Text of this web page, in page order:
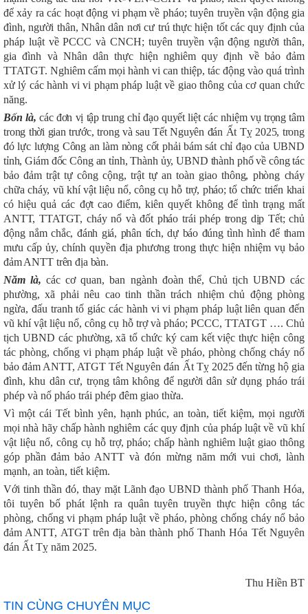
để xảy ra các hoạt động vi phạm về pháo; tuyên truyền vận động gia
đình, người thân, Nhân dân nơi cư trú thực hiện tốt các quy định của
pháp luật về PCCC và CNCH; tuyên truyền vận động người thân,
gia đình và Nhân dân thực hiện nghiêm quy định về bảo đảm
TTATGT. Nghiêm cấm mọi hành vi can thiệp, tác động vào quá trình
xử lý các hành vi vi phạm pháp luật về giao thông của cơ quan chức
năng.
Bốn là, các đơn vị tập trung chỉ đạo quyết liệt các nhiệm vụ trọng tâm
trong thời gian trước, trong và sau Tết Nguyên đán Ất Tỵ 2025, trong
đó lực lượng Công an làm nòng cốt phải bám sát chỉ đạo của UBND
tỉnh, Giám đốc Công an tỉnh, Thành ủy, UBND thành phố về công tác
bảo đảm trật tự công cộng, trật tự an toàn giao thông, phòng cháy
chữa cháy, vũ khí vật liệu nổ, công cụ hỗ trợ, pháo; tổ chức triển khai
có hiệu quả các đợt cao điểm, kiên quyết không để tình trạng mất
ANTT, TTATGT, cháy nổ và đốt pháo trái phép trong dịp Tết; chủ
động nắm chắc, đánh giá, phân tích, dự báo đúng tình hình để tham
mưu cấp ủy, chính quyền địa phương trong thực hiện nhiệm vụ bảo
đảm ANTT trên địa bàn.
Năm là, các cơ quan, ban ngành đoàn thể, Chủ tịch UBND các
phường, xã phải nêu cao tinh thần trách nhiệm chủ động phòng
ngừa, đấu tranh tố giác các hành vi vi phạm pháp luật liên quan đến
vũ khí vật liệu nổ, công cụ hỗ trợ và pháo; PCCC, TTATGT …. Chủ
tịch UBND các phường, xã tổ chức ký cam kết việc thực hiện công
tác phòng, chống vi phạm pháp luật về pháo, phòng chống cháy nổ
bảo đảm ANTT, ATGT Tết Nguyên đán Ất Tỵ 2025đến từng hộ gia
đình, khu dân cư, trọng tâm không để người dân sử dụng pháo trái
phép và nổ pháo trái phép đêm giao thừa.
Vì một cái Tết bình yên, hạnh phúc, an toàn, tiết kiệm, mọi người
mọi nhà hãy chấp hành nghiêm các quy định của pháp luật về vũ khí
vật liệu nổ, công cụ hỗ trợ, pháo; chấp hành nghiêm luật giao thông
góp phần đảm bảo ANTT và đón mừng năm mới vui chơi, lành
mạnh, an toàn, tiết kiệm.
Với tinh thần đó, thay mặt Lãnh đạo UBND thành phố Thanh Hóa,
tôi tuyên bố phát lệnh ra quân tuyên truyền thực hiện công tác
phòng, chống vi phạm pháp luật về pháo, phòng chống cháy nổ bảo
đảm ANTT, ATGT trên địa bàn thành phố Thanh Hóa Tết Nguyên
đán Ất Tỵ năm 2025.
Thu Hiền BT
TIN CÙNG CHUYÊN MỤC